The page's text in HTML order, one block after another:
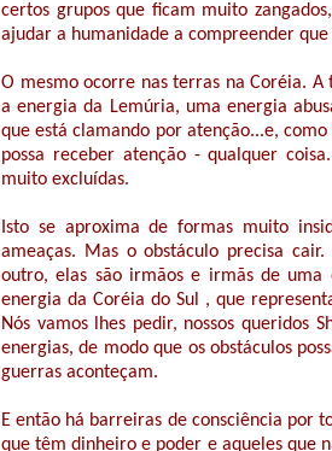
certos grupos que ficam muito
ajudar a humanidade a compreender
O mesmo ocorre nas terras na Coréia.
a energia da Lemúria, uma energia
que está clamando por atenção...e,
possa receber atenção - qualquer
muito excluídas.
Isto se aproxima de formas muito
ameaças. Mas o obstáculo precisa
outro, elas são irmãos e irmãs de uma
energia da Coréia do Sul , que
Nós vamos lhes pedir, nossos queridos
energias, de modo que os obstáculos
guerras aconteçam.
E então há barreiras de consciência por
que têm dinheiro e poder e aqueles que